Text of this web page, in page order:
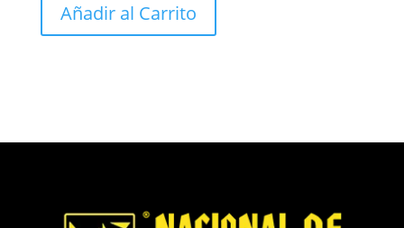
Añadir al Carrito